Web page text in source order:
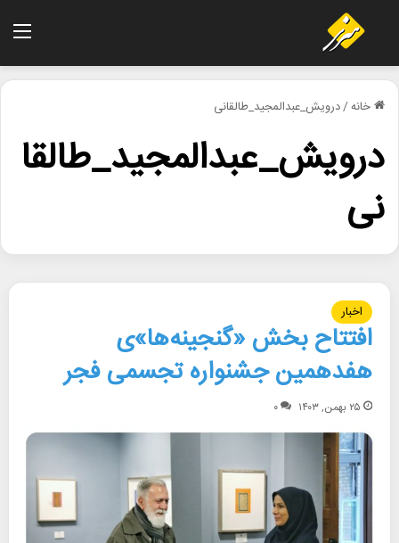
خانه/درویش_عبدالمجید_طالقانی
درویش_عبدالمجید_طالقا
نی
اخبار
افتتاح بخش «گنجینه‌ها»ی
هفدهمین جشنواره تجسمی فجر
۲۵ بهمن, ۱۴۰۳ ۰